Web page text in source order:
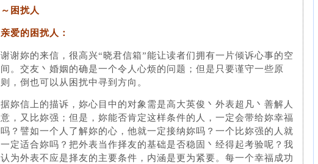
～困扰人
亲爱的困扰人：
谢谢妳的来信，很高兴“晓君信箱”能让读者们拥有一片倾诉心事的空
间。交友丶婚姻的确是一个令人心烦的问题；但是只要谨守一些原
则，倒也可以从困扰中寻到方向。
据妳信上的描诉，妳心目中的对象需是高大英俊丶外表超凡丶善解人
意，又比妳强；但是，妳能否肯定这样条件的人，一定会带给妳幸福
吗？譬如一个人了解妳的心，他就一定接纳妳吗？一个比妳强的人就
一定适合妳吗？把外表当作择友的基础是否稳固丶经得起考验呢？我
认为外表不应是择友的主要条件，内涵是更为紧要。每一个幸福成功